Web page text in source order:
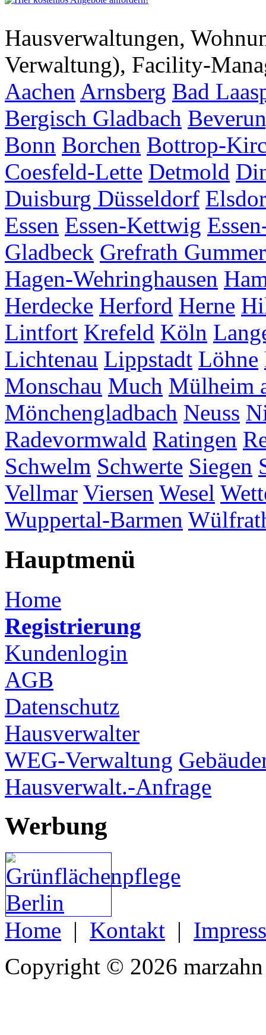
Hausverwaltungen,
Verwaltung), Facility-
Aachen Arnsberg Bad
Bergisch Gladbach
Bonn Borchen Bottrop-
Coesfeld-Lette Detmold
Duisburg Düsseldorf
Essen Essen-Kettwig
Gladbeck Grefrath
Hagen-Wehringhausen
Herdecke Herford Herne
Lintfort Krefeld Köln
Lichtenau Lippstadt Löhne
Monschau Much Mülheim
Mönchengladbach Neuss
Radevormwald Ratingen
Schwelm Schwerte Siegen
Vellmar Viersen Wesel
Wuppertal-Barmen
Hauptmenü
Home
Registrierung
Kundenlogin
AGB
Datenschutz
Hausverwalter
WEG-Verwaltung
Hausverwalt.-Anfrage
Werbung
Home | Kontakt |
Copyright © 2026